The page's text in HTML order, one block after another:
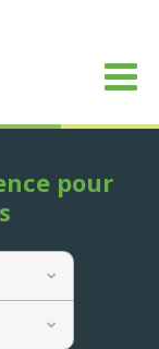
pour